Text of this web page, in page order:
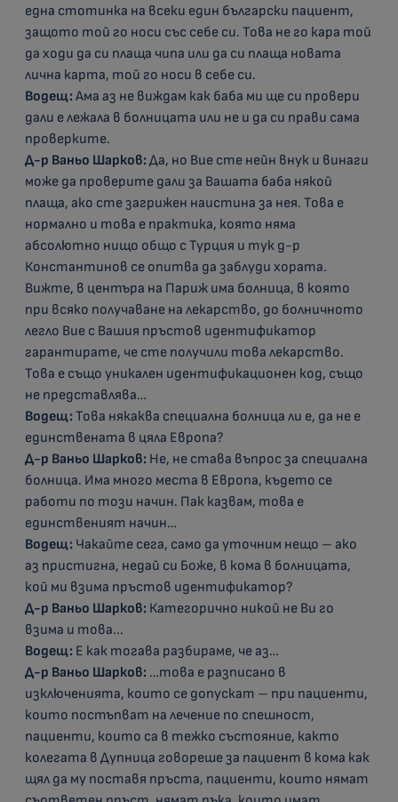
една стотинка на всеки един български пациент,
защото той го носи със себе си. Това не го кара той
да ходи да си плаща чипа или да си плаща новата
лична карта, той го носи в себе си.
Водещ:Ама аз не виждам как баба ми ще си провери
дали е лежала в болницата или не и да си прави сама
проверките.
Д-р Ваньо Шарков:Да, но Вие сте нейн внук и винаги
може да проверите дали за Вашата баба някой
плаща, ако сте загрижен наистина за нея. Това е
нормално и това е практика, която няма
абсолютно нищо общо с Турция и тук д-р
Константинов се опитва да заблуди хората.
Вижте, в центъра на Париж има болница, в която
при всяко получаване на лекарство, до болничното
легло Вие с Вашия пръстов идентификатор
гарантирате, че сте получили това лекарство.
Това е също уникален идентификационен код, също
не представлява…
Водещ:Това някаква специална болница ли е, да не е
единствената в цяла Европа?
Д-р Ваньо Шарков: Не, не става въпрос за специална
болница. Има много места в Европа, където се
работи по този начин. Пак казвам, това е
единственият начин…
Водещ: Чакайте сега, само да уточним нещо – ако
аз пристигна, недай си Боже, в кома в болницата,
кой ми взима пръстов идентификатор?
Д-р Ваньо Шарков: Категорично никой не Ви го
взима и това...
Водещ: Е как тогава разбираме, че аз…
Д-р Ваньо Шарков: …това е разписано в
изключенията, които се допускат – при пациенти,
които постъпват на лечение по спешност,
пациенти, които са в тежко състояние, както
колегата в Дупница говореше за пациент в кома как
щял да му поставя пръста, пациенти, които нямат